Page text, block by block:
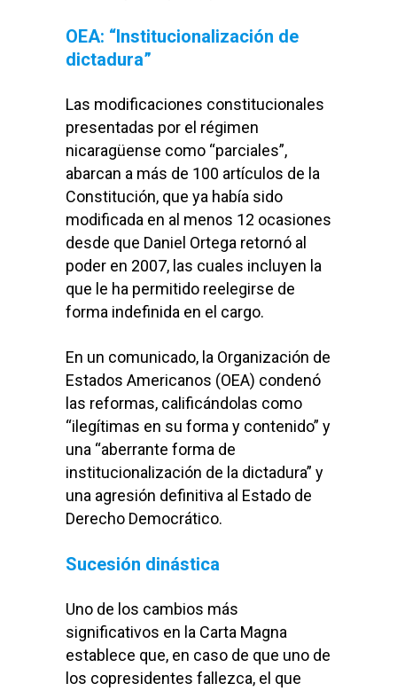
OEA: “Institucionalización de
dictadura”
Las modificaciones constitucionales
presentadas por el régimen
nicaragüense como “parciales”,
abarcan a más de 100 artículos de la
Constitución, que ya había sido
modificada en al menos 12 ocasiones
desde que Daniel Ortega retornó al
poder en 2007, las cuales incluyen la
que le ha permitido reelegirse de
forma indefinida en el cargo.
En un comunicado, la Organización de
Estados Americanos (OEA) condenó
las reformas, calificándolas como
“ilegítimas en su forma y contenido” y
una “aberrante forma de
institucionalización de la dictadura” y
una agresión definitiva al Estado de
Derecho Democrático.
Sucesión dinástica
Uno de los cambios más
significativos en la Carta Magna
establece que, en caso de que uno de
los copresidentes fallezca, el que